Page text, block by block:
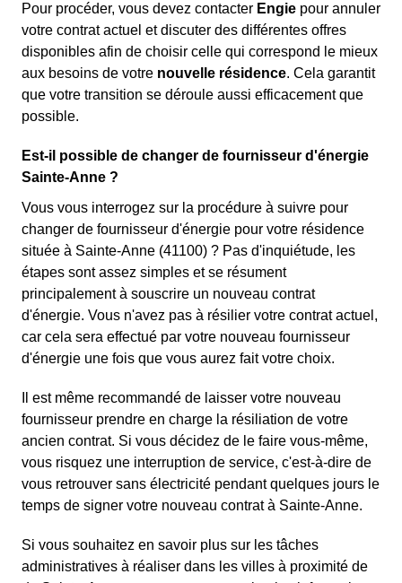
Pour procéder, vous devez contacter Engie pour annuler
votre contrat actuel et discuter des différentes offres
disponibles afin de choisir celle qui correspond le mieux
aux besoins de votre nouvelle résidence. Cela garantit
que votre transition se déroule aussi efficacement que
possible.
Est-il possible de changer de fournisseur d'énergie
Sainte-Anne ?
Vous vous interrogez sur la procédure à suivre pour
changer de fournisseur d'énergie pour votre résidence
située à Sainte-Anne (41100) ? Pas d'inquiétude, les
étapes sont assez simples et se résument
principalement à souscrire un nouveau contrat
d'énergie. Vous n'avez pas à résilier votre contrat actuel,
car cela sera effectué par votre nouveau fournisseur
d'énergie une fois que vous aurez fait votre choix.
Il est même recommandé de laisser votre nouveau
fournisseur prendre en charge la résiliation de votre
ancien contrat. Si vous décidez de le faire vous-même,
vous risquez une interruption de service, c'est-à-dire de
vous retrouver sans électricité pendant quelques jours le
temps de signer votre nouveau contrat à Sainte-Anne.
Si vous souhaitez en savoir plus sur les tâches
administratives à réaliser dans les villes à proximité de